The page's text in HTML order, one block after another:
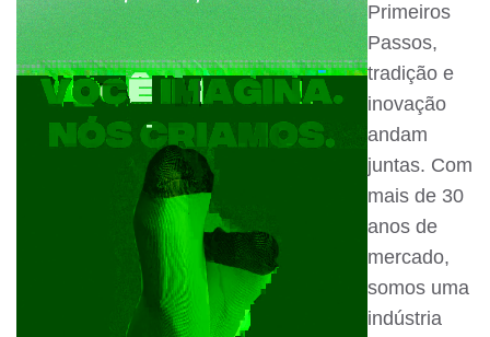
Primeiros
Passos,
tradição e
inovação
andam
juntas. Com
mais de 30
anos de
mercado,
somos uma
indústria